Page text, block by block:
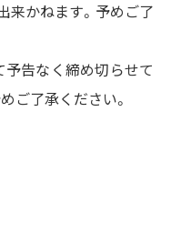
来かねます。予めご了
告なく締め切らせて
ご了承ください。